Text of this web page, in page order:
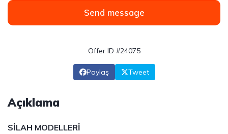
Send message
Offer ID #24075
Paylaş Tweet
Açıklama
SİLAH MODELLERİ